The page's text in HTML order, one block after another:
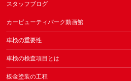
スタッフブログ
カービューティパーク動画館
車検の重要性
車検の検査項目とは
板金塗装の工程